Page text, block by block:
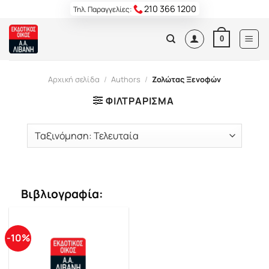
content
Τηλ. Παραγγελίες: 210 366 1200
0
Αρχική σελίδα / Authors / Ζολώτας Ξενοφών
ΦΙΛΤΡΆΡΙΣΜΑ
Βιβλιογραφία:
-10%